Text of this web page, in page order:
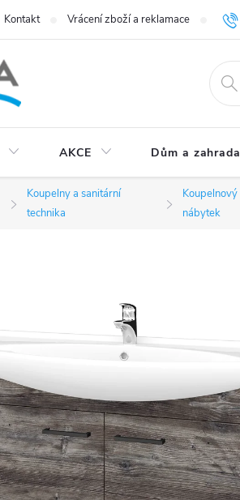
Kontakt Vrácení zboží a reklamace Blog
AKCE Dům a zahrada
Koupelny a sanitární
technika
Koupelnový
nábytek